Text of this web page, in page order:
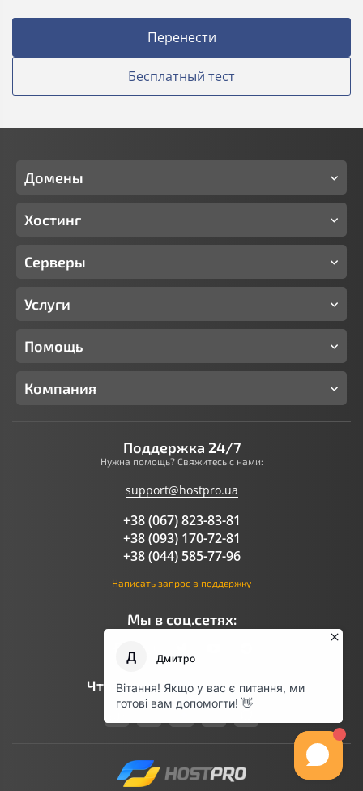
Перенести
Бесплатный тест
Домены
Хостинг
Серверы
Услуги
Помощь
Компания
Поддержка 24/7
Нужна помощь? Свяжитесь с нами:
support@hostpro.ua
+38 (067) 823-83-81
+38 (093) 170-72-81
+38 (044) 585-77-96
Написать запрос в поддержку
Мы в соц.сетях:
Что говорит AI про Hostpro